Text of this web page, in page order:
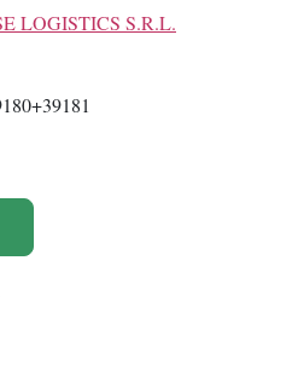
LOGISTICS S.R.L.